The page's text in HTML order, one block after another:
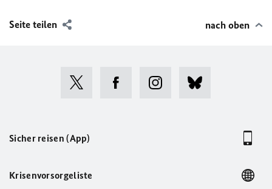
Seite teilen nach oben
Sicher reisen (App)
Krisenvorsorgeliste